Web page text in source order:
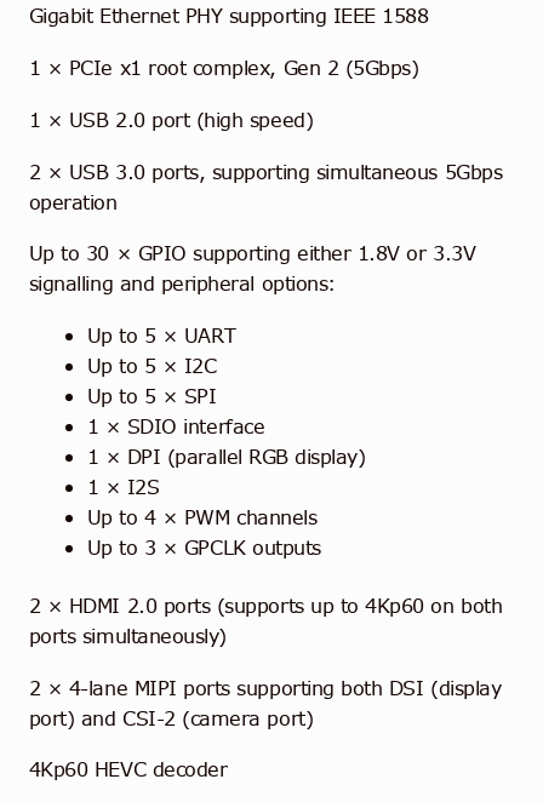
Gigabit Ethernet PHY supporting IEEE 1588
1 × PCIe x1 root complex, Gen 2 (5Gbps)
1 × USB 2.0 port (high speed)
2 × USB 3.0 ports, supporting simultaneous 5Gbps
operation
Up to 30 × GPIO supporting either 1.8V or 3.3V
signalling and peripheral options:
Up to 5 × UART
Up to 5 × I2C
Up to 5 × SPI
1 × SDIO interface
1 × DPI (parallel RGB display)
1 × I2S
Up to 4 × PWM channels
Up to 3 × GPCLK outputs
2 × HDMI 2.0 ports (supports up to 4Kp60 on both
ports simultaneously)
2 × 4-lane MIPI ports supporting both DSI (display
port) and CSI-2 (camera port)
4Kp60 HEVC decoder